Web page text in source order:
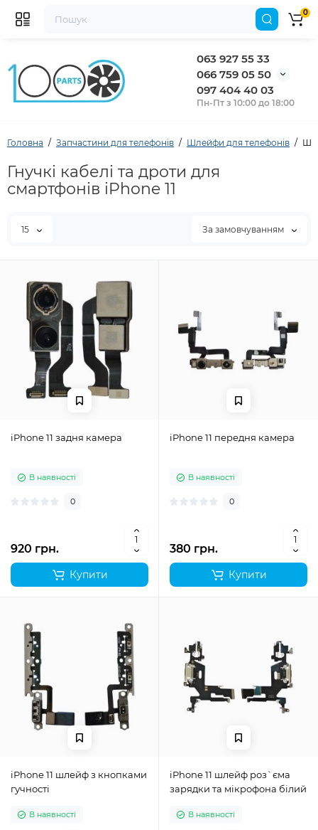
063 927 55 33
066 759 05 50
097 404 40 03
Пн-Пт з 10:00 до 18:00
0
Головна Запчастини для телефонів Шлейфи для телефонів
Гнучкі кабелі та дроти для
смартфонів iPhone 11
15 За замовчуванням
iPhone 11 задня камера
В наявності
0
920 грн.
Купити
iPhone 11 передня камера
В наявності
0
380 грн.
Купити
iPhone 11 шлейф з кнопками
гучності
В наявності
iPhone 11 шлейф роз`єма
зарядки та мікрофона білий
В наявності